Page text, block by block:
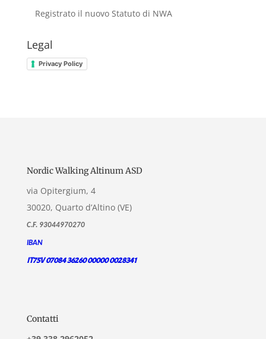
Registrato il nuovo Statuto di NWA
Legal
Privacy Policy
Nordic Walking Altinum ASD
via Opitergium, 4
30020, Quarto d’Altino (VE)
C.F. 93044970270
IBAN
IT75V 07084 36260 00000 0028341
Contatti